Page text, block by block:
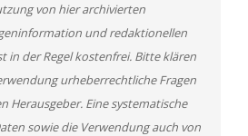
von hier archivierten
und redaktionellen
in der Regel kostenfrei. Bitte klären
urheberrechtliche Fragen
Herausgeber. Eine systematische
sowie die Verwendung auch von